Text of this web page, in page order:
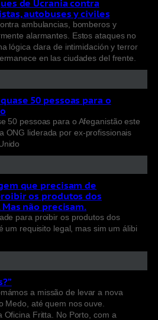
de Ucrania contra
autobuses y civiles
ambulancias, bomberos y
alarmantes. Estos ataques no
lógica clara de intimidación y terror
en las ciudades del frente.
50 pessoas para o
50 pessoas para o Afeganistão este
ONG liderada por ex-profissionais
que precisam de
os produtos dos
não precisam.
para proibir os produtos dos
um requisito legal, mas sim um álibi
a missão de levar a nova
Medo, até quem nos ouve.
Oficina Fritta. No Porto, com a